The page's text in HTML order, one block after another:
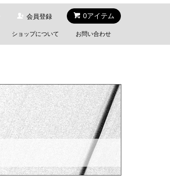
0アイテム
会員登録
ショップについて お問い合わせ